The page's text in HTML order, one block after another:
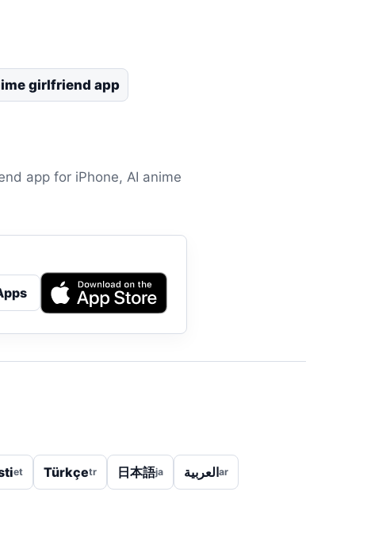
girlfriend app
app for iPhone, AI anime
et Türkçetr 日本語ja العربيةar